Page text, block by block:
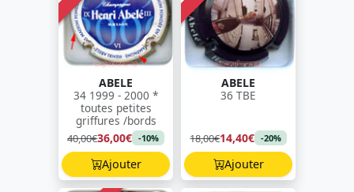
ABELE
34 1999 - 2000 *
toutes petites
griffures /bords
40,00€36,00€ -10%
Ajouter
ABELE
36 TBE
18,00€14,40€ -20%
Ajouter